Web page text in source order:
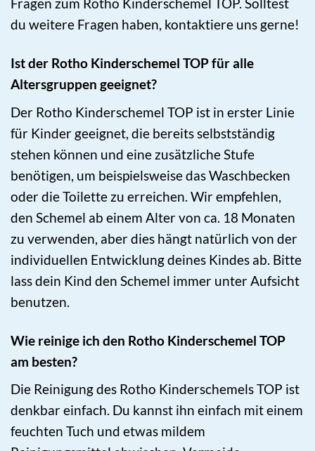
du weitere Fragen haben, kontaktiere uns gerne!
Ist der Rotho Kinderschemel TOP für alle
Altersgruppen geeignet?
Der Rotho Kinderschemel TOP ist in erster Linie
für Kinder geeignet, die bereits selbstständig
stehen können und eine zusätzliche Stufe
benötigen, um beispielsweise das Waschbecken
oder die Toilette zu erreichen. Wir empfehlen,
den Schemel ab einem Alter von ca. 18 Monaten
zu verwenden, aber dies hängt natürlich von der
individuellen Entwicklung deines Kindes ab. Bitte
lass dein Kind den Schemel immer unter Aufsicht
benutzen.
Wie reinige ich den Rotho Kinderschemel TOP
am besten?
Die Reinigung des Rotho Kinderschemels TOP ist
denkbar einfach. Du kannst ihn einfach mit einem
feuchten Tuch und etwas mildem